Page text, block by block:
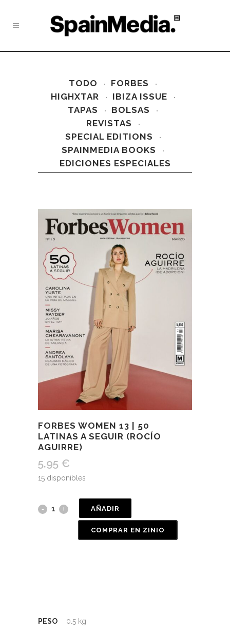
TODO
FORBES
HIGHXTAR
IBIZA ISSUE
TAPAS
BOLSAS
REVISTAS
SPECIAL EDITIONS
SPAINMEDIA BOOKS
EDICIONES ESPECIALES
FORBES WOMEN 13 | 50
LATINAS A SEGUIR (ROCÍO
AGUIRRE)
5,95 €
15 disponibles
AÑADIR
COMPRAR EN ZINIO
PESO 0.5 kg